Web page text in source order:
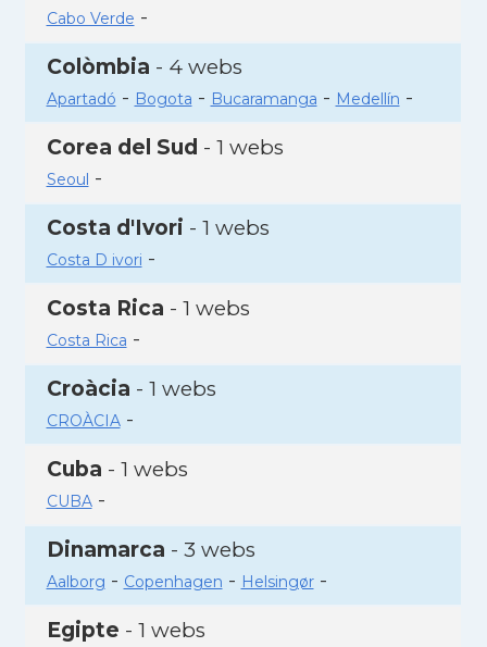
Cabo Verde -
Colòmbia - 4 webs
Apartadó - Bogota - Bucaramanga - Medellín -
Corea del Sud - 1 webs
Seoul -
Costa d'Ivori - 1 webs
Costa D ivori -
Costa Rica - 1 webs
Costa Rica -
Croàcia - 1 webs
CROÀCIA-
Cuba - 1 webs
CUBA-
Dinamarca - 3 webs
Aalborg - Copenhagen - Helsingør-
Egipte - 1 webs